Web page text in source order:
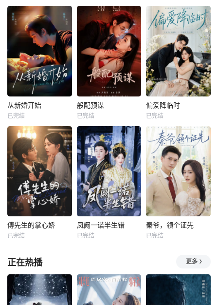
从新婚开始
已完结
般配预谋
已完结
偏爱降临时
已完结
傅先生的掌心娇
已完结
凤阙一诺半生错
已完结
秦爷，领个证先
已完结
正在热播 更多